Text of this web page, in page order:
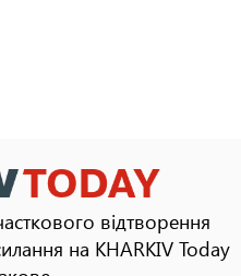
відтворення
на KHARKIV Today